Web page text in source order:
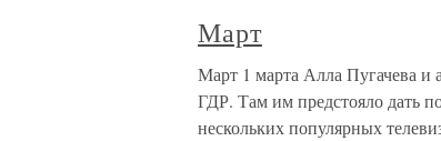
Март
Март 1 марта Алла Пугачева и
ГДР. Там им предстояло дать
нескольких популярных